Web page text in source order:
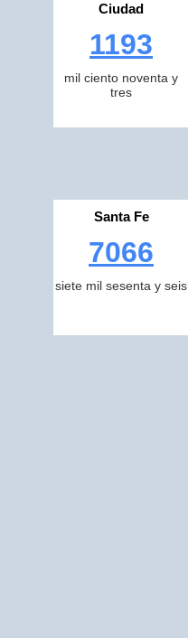
Ciudad
1193
mil ciento noventa y
tres
Santa Fe
7066
siete mil sesenta y seis